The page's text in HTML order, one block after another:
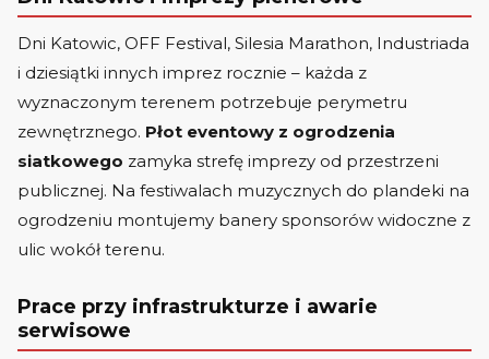
Dni Katowic, OFF Festival, Silesia Marathon, Industriada
i dziesiątki innych imprez rocznie – każda z
wyznaczonym terenem potrzebuje perymetru
zewnętrznego. Płot eventowy z ogrodzenia
siatkowego zamyka strefę imprezy od przestrzeni
publicznej. Na festiwalach muzycznych do plandeki na
ogrodzeniu montujemy banery sponsorów widoczne z
ulic wokół terenu.
Prace przy infrastrukturze i awarie
serwisowe